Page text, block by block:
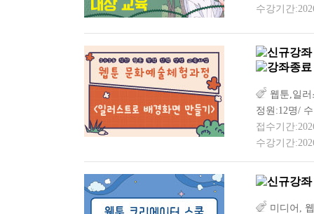
수강기간
웹툰,일
정원:12명/
접수기간
수강기간
미디어,